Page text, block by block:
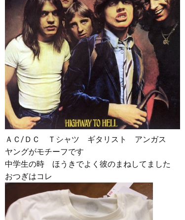
ＡＣ/ＤＣ Ｔシャツ ギタリスト アンガス
ヤングがモチーフです
中学生の時 ほうきでよく彼のまねしてました
おつぎはコレ